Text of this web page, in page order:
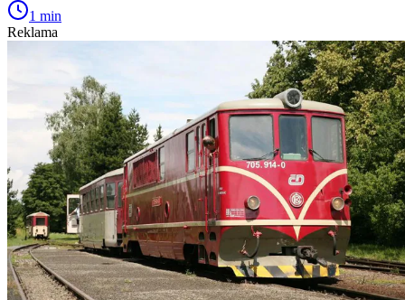
1 min
Reklama